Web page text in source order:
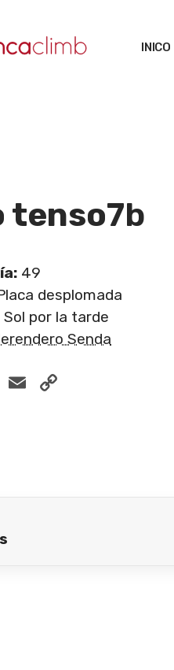
INICO
tenso7b
49
desplomada
Sol por la tarde
Senda
Facebook
Email